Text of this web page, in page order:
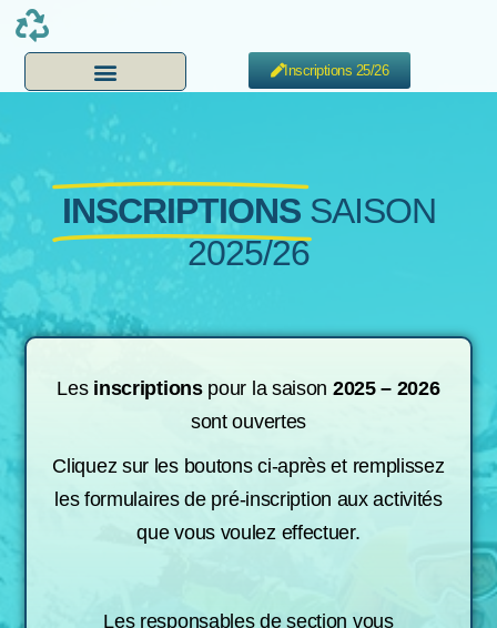
Inscriptions 25/26
INSCRIPTIONS SAISON
2025/26
Les inscriptionspour la saison 2025 – 2026
sont ouvertes
Cliquez sur les boutons ci-après et remplissez
les formulaires de pré-inscription aux activités
que vous voulez effectuer.
Les responsables de section vous